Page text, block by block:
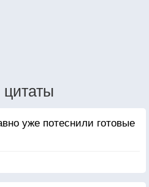
уже потеснили готовые